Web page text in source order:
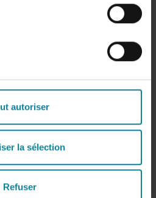
autoriser
la sélection
Refuser
plus de répit. Chaque
fuite de données fait la une :
2 min